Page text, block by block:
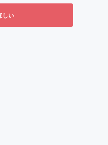
しい